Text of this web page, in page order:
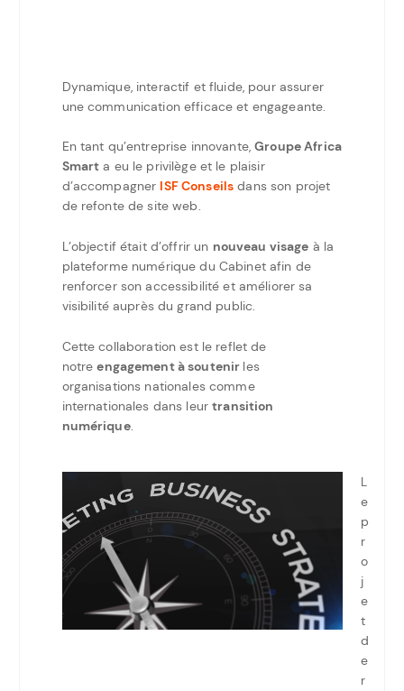
Dynamique, interactif et fluide, pour assurer
une communication efficace et engageante.
En tant qu’entreprise innovante,Groupe Africa
Smart a eu le privilège et le plaisir
d’accompagner ISF Conseils dans son projet
de refonte de site web.
L’objectif était d’offrir un nouveau visage à la
plateforme numérique du Cabinet afin de
renforcer son accessibilité et améliorer sa
visibilité auprès du grand public.
Cette collaboration est le reflet de
notreengagement à soutenir les
organisations nationales comme
internationales dans leurtransition
numérique.
L
e
p
r
o
j
e
t
d
e
r